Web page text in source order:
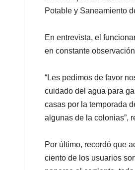
Potable y Saneamiento
En entrevista, el
en constante
“Les pedimos de favor
cuidado del agua para
casas por la temporada
algunas de la colonias”,
Por último, recordó que
ciento de los usuarios